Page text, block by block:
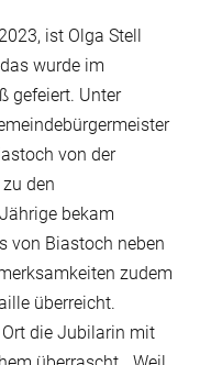
ist Olga Stell
wurde im
gefeiert. Unter
von der
den
bekam
von Biastoch neben
zudem
überreicht.
die Jubilarin mit